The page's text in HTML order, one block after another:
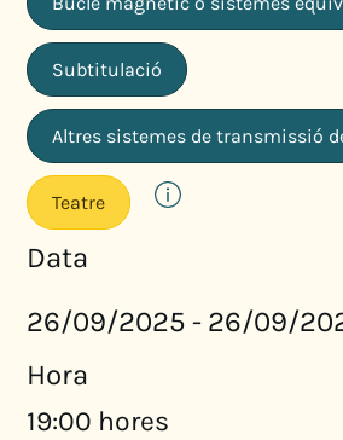
Subtitulació
Altres sistemes de transmissió
Teatre
Data
26/09/2025 - 26/09/
Hora
19:00 hores